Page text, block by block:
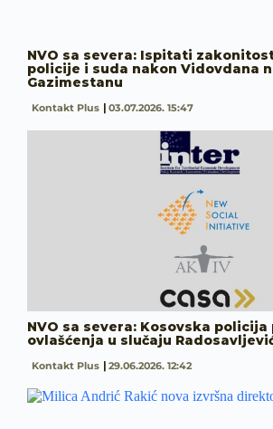
NVO sa severa: Ispitati
policije i suda nakon Vidovdana
Gazimestanu
Kontakt Plus 03.07.2026. 15:47
NVO sa severa: Kosovska
ovlašćenja u slučaju
Kontakt Plus 29.06.2026. 12:42